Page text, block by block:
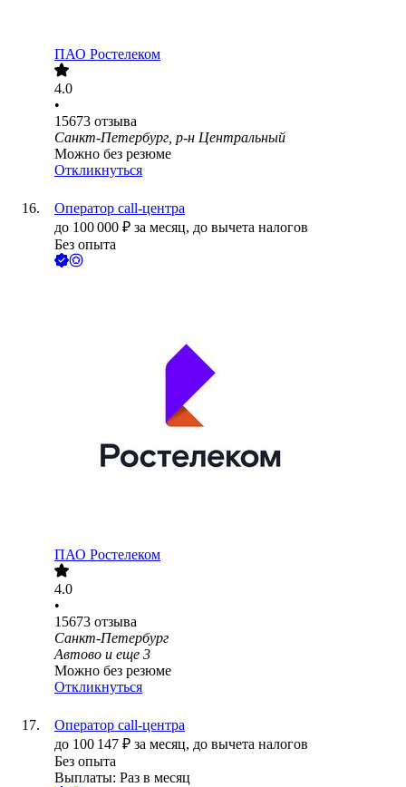
ПАО Ростелеком
4.0
•
15673 отзыва
Санкт-Петербург, р-н Центральный
Можно без резюме
Откликнуться
Оператор call-центра
до 100 000 ₽ за месяц, до вычета налогов
Без опыта
ПАО Ростелеком
4.0
•
15673 отзыва
Санкт-Петербург
Автово и еще 3
Можно без резюме
Откликнуться
Оператор call-центра
до 100 147 ₽ за месяц, до вычета налогов
Без опыта
Выплаты: Раз в месяц